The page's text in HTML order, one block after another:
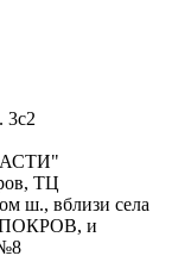
3с2
ТЦ
ш., вблизи села
ПОКРОВ, и